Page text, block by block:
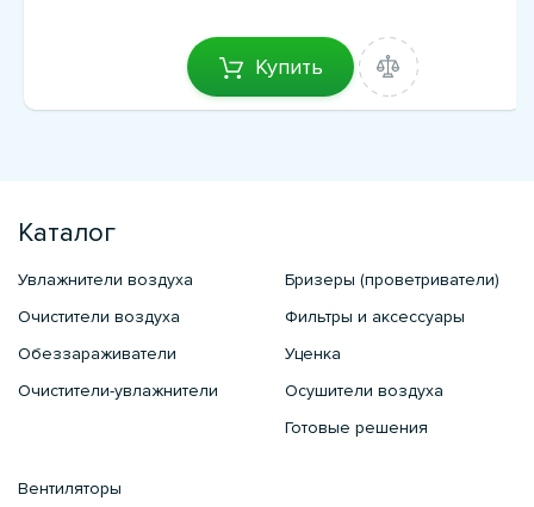
Купить
Каталог
Увлажнители воздуха
Очистители воздуха
Обеззараживатели
Очистители-увлажнители
Бризеры (проветриватели)
Фильтры и аксессуары
Уценка
Осушители воздуха
Готовые решения
Вентиляторы